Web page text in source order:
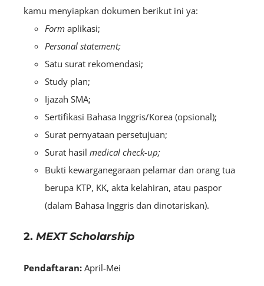
kamu menyiapkan dokumen berikut ini ya:
Form aplikasi;
Personal statement;
Satu surat rekomendasi;
Study plan;
Ijazah SMA;
Sertifikasi Bahasa Inggris/Korea (opsional);
Surat pernyataan persetujuan;
Surat hasil medical check-up;
Bukti kewarganegaraan pelamar dan orang tua
berupa KTP, KK, akta kelahiran, atau paspor
(dalam Bahasa Inggris dan dinotariskan).
2. MEXT Scholarship
Pendaftaran: April-Mei